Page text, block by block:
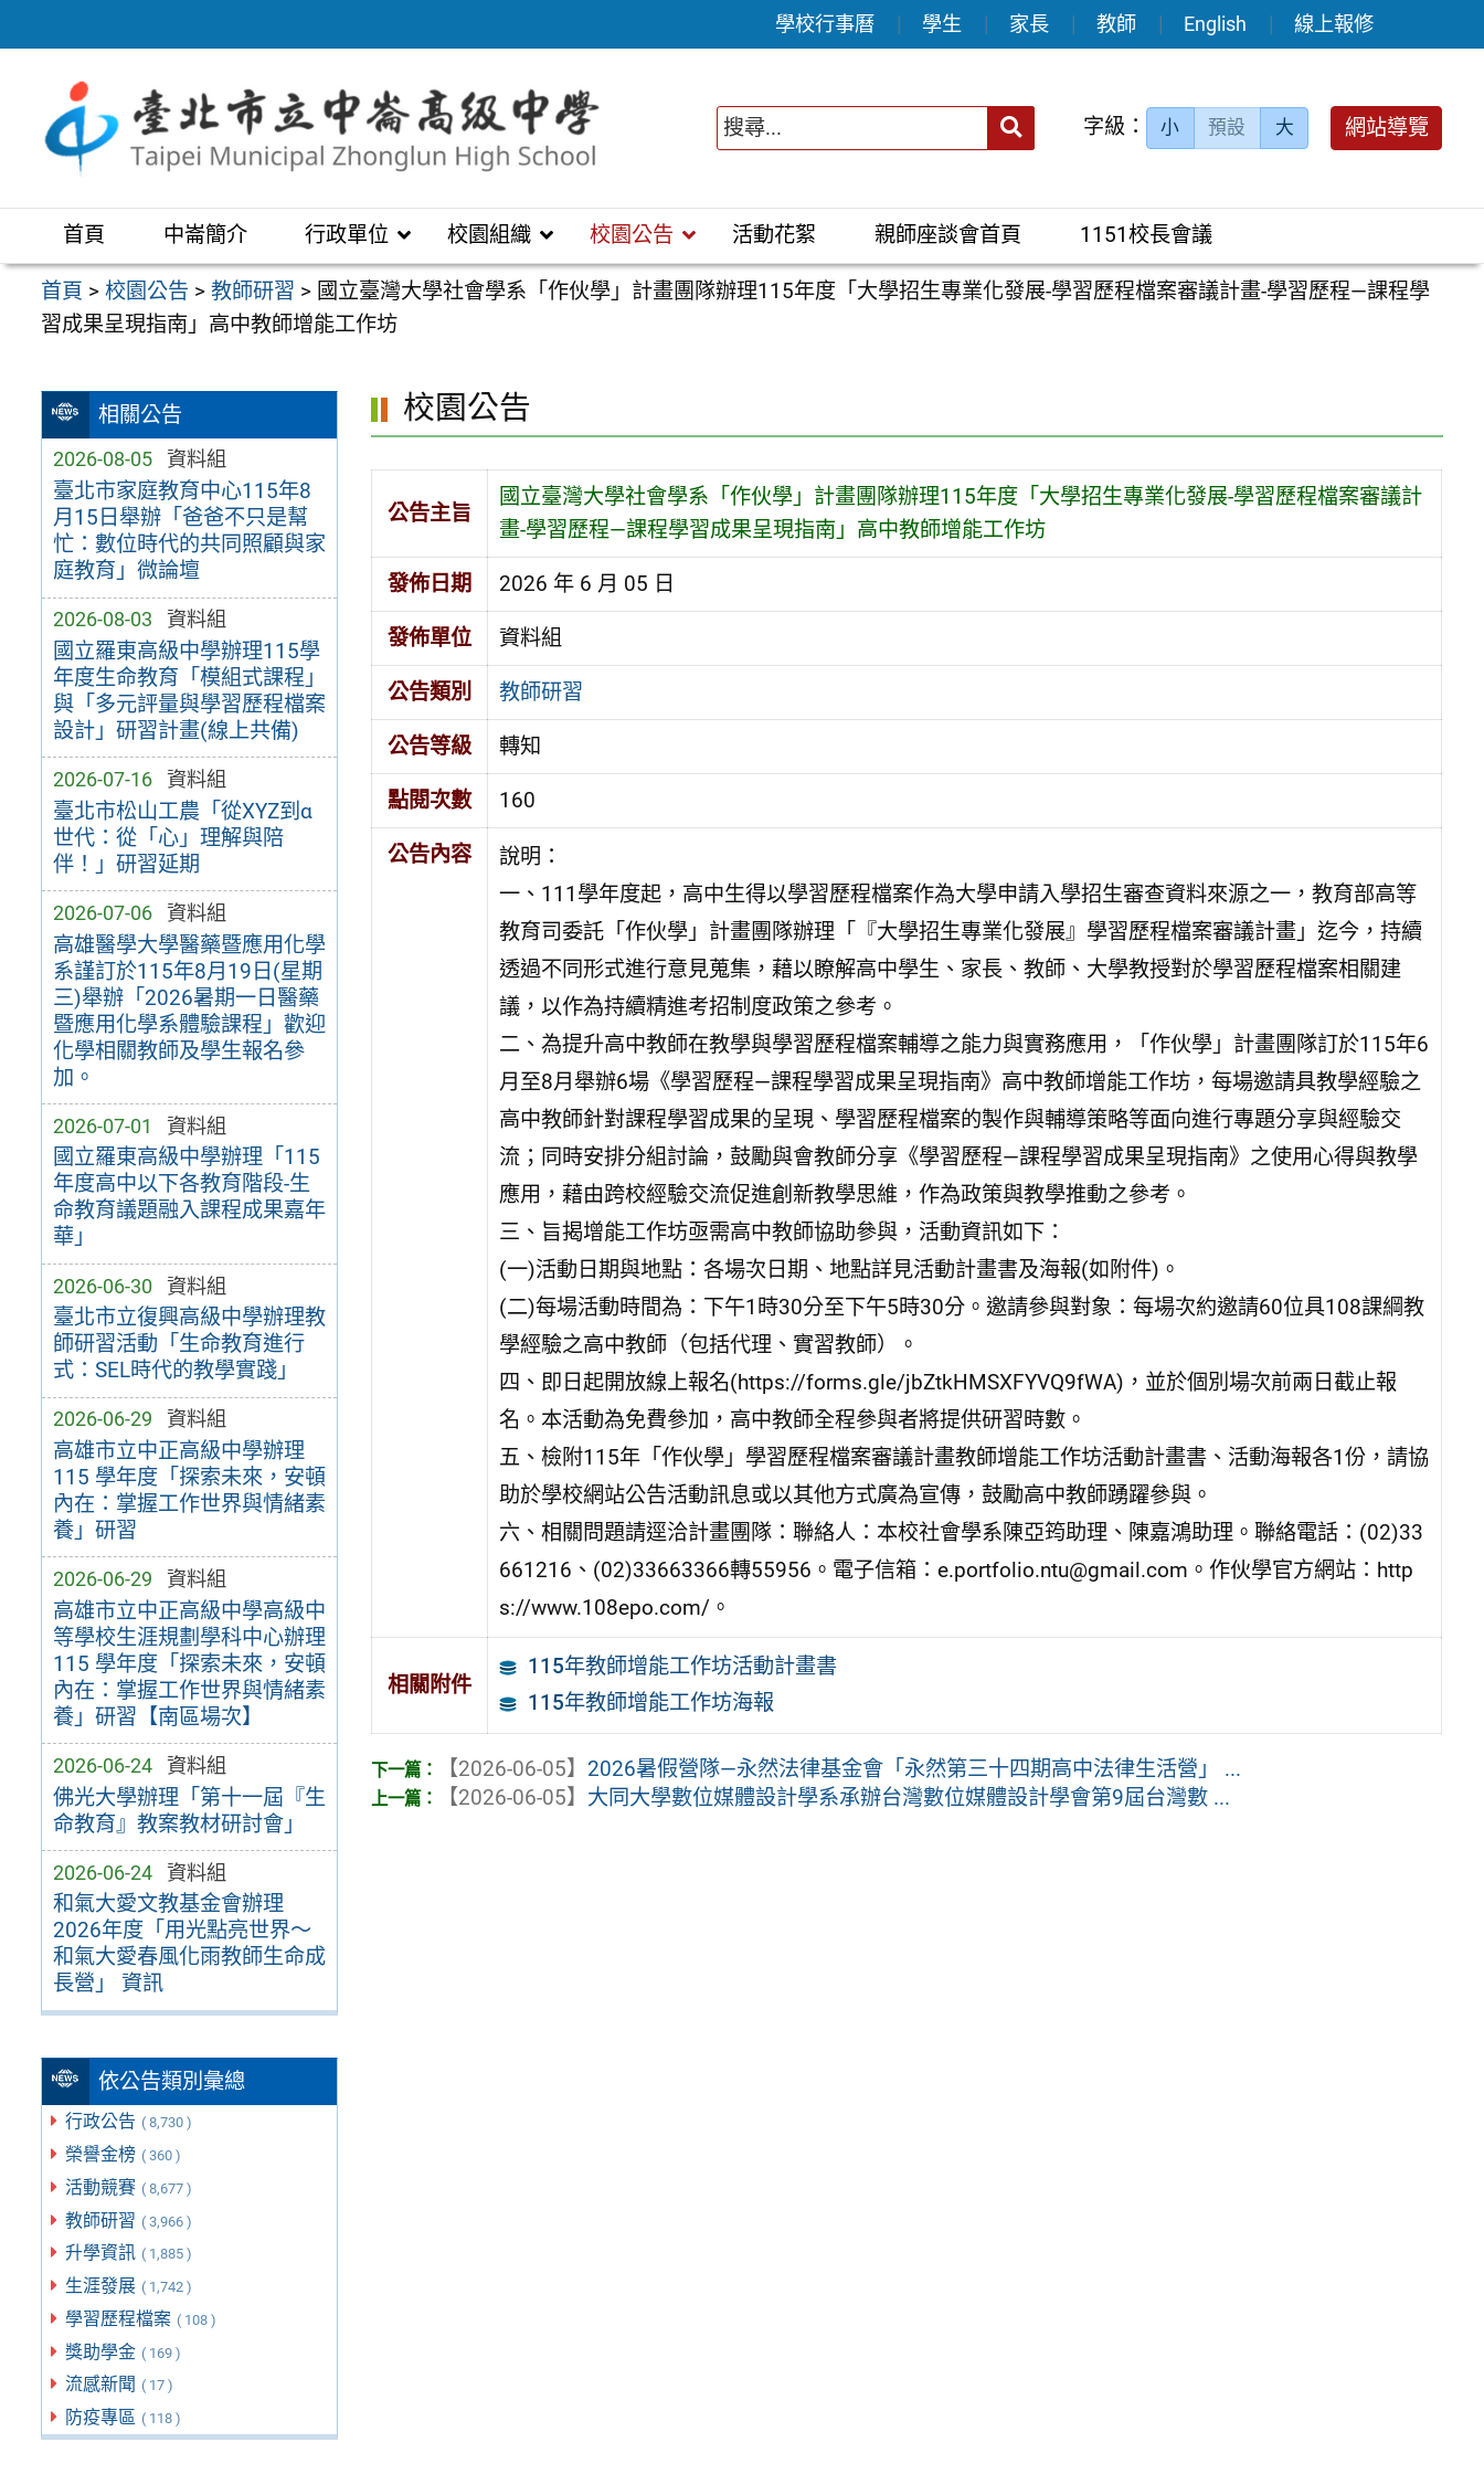
至
區
學校行事曆 學生 家長 教師 English 線上報修
送出 字級： 小 預設 大 網站導覽
首頁 中崙簡介 行政單位 校園組織 校園公告 活動花絮 親師座談會首頁 1151校長會議
首頁 >校園公告 >教師研習 > 國立臺灣大學社會學系「作伙學」計畫團隊辦理115年度「大學招生專業化發展-學習歷程檔案審議計畫-學習歷程—課程學
習成果呈現指南」高中教師增能工作坊
相關公告
2026-08-05 資料組
臺北市家庭教育中心115年8
月15日舉辦「爸爸不只是幫
忙：數位時代的共同照顧與家
庭教育」微論壇
2026-08-03 資料組
國立羅東高級中學辦理115學
年度生命教育「模組式課程」
與「多元評量與學習歷程檔案
設計」研習計畫(線上共備)
2026-07-16 資料組
臺北市松山工農「從XYZ到α
世代：從「心」理解與陪
伴！」研習延期
2026-07-06 資料組
高雄醫學大學醫藥暨應用化學
系謹訂於115年8月19日(星期
三)舉辦「2026暑期一日醫藥
暨應用化學系體驗課程」歡迎
化學相關教師及學生報名參
加。
2026-07-01 資料組
國立羅東高級中學辦理「115
年度高中以下各教育階段-生
命教育議題融入課程成果嘉年
華」
2026-06-30 資料組
臺北市立復興高級中學辦理教
師研習活動「生命教育進行
式：SEL時代的教學實踐」
2026-06-29 資料組
高雄市立中正高級中學辦理
115 學年度「探索未來，安頓
內在：掌握工作世界與情緒素
養」研習
2026-06-29 資料組
高雄市立中正高級中學高級中
等學校生涯規劃學科中心辦理
115 學年度「探索未來，安頓
內在：掌握工作世界與情緒素
養」研習【南區場次】
2026-06-24 資料組
佛光大學辦理「第十一屆『生
命教育』教案教材研討會」
2026-06-24 資料組
和氣大愛文教基金會辦理
2026年度「用光點亮世界～
和氣大愛春風化雨教師生命成
長營」 資訊
依公告類別彙總
行政公告 ( 8,730 )
榮譽金榜 ( 360 )
活動競賽 ( 8,677 )
教師研習 ( 3,966 )
升學資訊 ( 1,885 )
生涯發展 ( 1,742 )
學習歷程檔案 ( 108 )
獎助學金 ( 169 )
流感新聞 ( 17 )
防疫專區 ( 118 )
校園公告
公告主旨
國立臺灣大學社會學系「作伙學」計畫團隊辦理115年度「大學招生專業化發展-學習歷程檔案審議計
畫-學習歷程—課程學習成果呈現指南」高中教師增能工作坊
發佈日期 2026 年 6 月 05 日
發佈單位 資料組
公告類別 教師研習
公告等級 轉知
點閱次數 160
公告內容
說明：
一、111學年度起，高中生得以學習歷程檔案作為大學申請入學招生審查資料來源之一，教育部高等
教育司委託「作伙學」計畫團隊辦理「『大學招生專業化發展』學習歷程檔案審議計畫」迄今，持續
透過不同形式進行意見蒐集，藉以瞭解高中學生、家長、教師、大學教授對於學習歷程檔案相關建
議，以作為持續精進考招制度政策之參考。
二、為提升高中教師在教學與學習歷程檔案輔導之能力與實務應用，「作伙學」計畫團隊訂於115年6
月至8月舉辦6場《學習歷程—課程學習成果呈現指南》高中教師增能工作坊，每場邀請具教學經驗之
高中教師針對課程學習成果的呈現、學習歷程檔案的製作與輔導策略等面向進行專題分享與經驗交
流；同時安排分組討論，鼓勵與會教師分享《學習歷程—課程學習成果呈現指南》之使用心得與教學
應用，藉由跨校經驗交流促進創新教學思維，作為政策與教學推動之參考。
三、旨揭增能工作坊亟需高中教師協助參與，活動資訊如下：
(一)活動日期與地點：各場次日期、地點詳見活動計畫書及海報(如附件)。
(二)每場活動時間為：下午1時30分至下午5時30分。邀請參與對象：每場次約邀請60位具108課綱教
學經驗之高中教師（包括代理、實習教師）。
四、即日起開放線上報名(https://forms.gle/jbZtkHMSXFYVQ9fWA)，並於個別場次前兩日截止報
名。本活動為免費參加，高中教師全程參與者將提供研習時數。
五、檢附115年「作伙學」學習歷程檔案審議計畫教師增能工作坊活動計畫書、活動海報各1份，請協
助於學校網站公告活動訊息或以其他方式廣為宣傳，鼓勵高中教師踴躍參與。
六、相關問題請逕洽計畫團隊：聯絡人：本校社會學系陳亞筠助理、陳嘉鴻助理。聯絡電話：(02)33
661216、(02)33663366轉55956。電子信箱：e.portfolio.ntu@gmail.com。作伙學官方網站：http
s://www.108epo.com/。
相關附件
115年教師增能工作坊活動計畫書
115年教師增能工作坊海報
【2026-06-05】 2026暑假營隊—永然法律基金會「永然第三十四期高中法律生活營」 ...
【2026-06-05】 大同大學數位媒體設計學系承辦台灣數位媒體設計學會第9屆台灣數 ...